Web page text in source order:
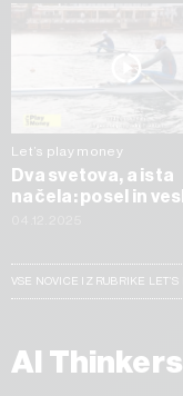
Let’s play money
Dva svetova, a ista
načela: posel in
VSE NOVICE IZ RUBRIKE LET’S
AI Thinkers